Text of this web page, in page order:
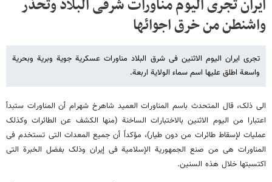
ایران تجری الیوم مناورات شرقی البلاد وتحذر
واشنطن من خرق اجوائها
تجرى ایران الیوم الاثنین فی شرق البلاد مناورات عسکریة جویة وبریة وبحریة
واسعة اطلق علیها اسم سماء الولایة اربعة.
الى ذلک، قال المتحدث باسم المناورات العمید شاهرخ شهرام أن المناورات ستبدأ
اعتبارا من الیوم الاثنین بالاختبارات الساخنة (منها الکشف عن الطائرات وکذلک
عملیات لإسقاط طائرات من دون طیار)، مؤکداً أن جمیع المعدات التی تستخدم فی
المناورات هی من صنع الجمهوریة الإسلامیة فی إیران وذلک بفضل الخبرة التی
اکتسبتها خلال هذه السنین.